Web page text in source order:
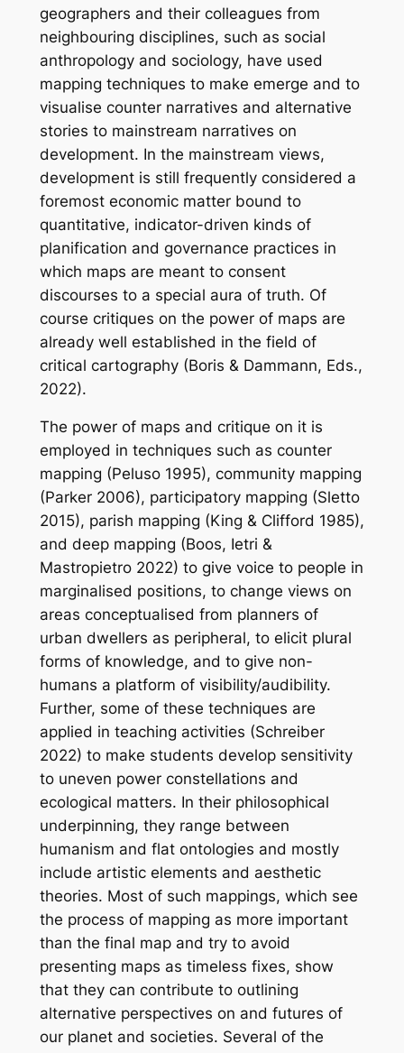
geographers and their colleagues from
neighbouring disciplines, such as social
anthropology and sociology, have used
mapping techniques to make emerge and to
visualise counter narratives and alternative
stories to mainstream narratives on
development. In the mainstream views,
development is still frequently considered a
foremost economic matter bound to
quantitative, indicator-driven kinds of
planification and governance practices in
which maps are meant to consent
discourses to a special aura of truth. Of
course critiques on the power of maps are
already well established in the field of
critical cartography (Boris & Dammann, Eds.,
2022).
The power of maps and critique on it is
employed in techniques such as counter
mapping (Peluso 1995), community mapping
(Parker 2006), participatory mapping (Sletto
2015), parish mapping (King & Clifford 1985),
and deep mapping (Boos, Ietri &
Mastropietro 2022) to give voice to people in
marginalised positions, to change views on
areas conceptualised from planners of
urban dwellers as peripheral, to elicit plural
forms of knowledge, and to give non-
humans a platform of visibility/audibility.
Further, some of these techniques are
applied in teaching activities (Schreiber
2022) to make students develop sensitivity
to uneven power constellations and
ecological matters. In their philosophical
underpinning, they range between
humanism and flat ontologies and mostly
include artistic elements and aesthetic
theories. Most of such mappings, which see
the process of mapping as more important
than the final map and try to avoid
presenting maps as timeless fixes, show
that they can contribute to outlining
alternative perspectives on and futures of
our planet and societies. Several of the